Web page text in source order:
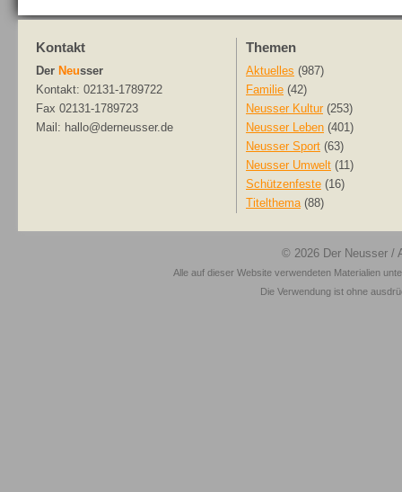
Kontakt
Der Neusser
Kontakt: 02131-1789722
Fax 02131-1789723
Mail: hallo@derneusser.de
Themen
Aktuelles (987)
Familie (42)
Neusser Kultur (253)
Neusser Leben (401)
Neusser Sport (63)
Neusser Umwelt (11)
Schützenfeste (16)
Titelthema(88)
© 2026 Der Neusser /
Alle auf dieser Website verwendeten Materialien
Die Verwendung ist ohne